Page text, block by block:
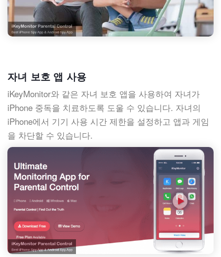
자녀 보호 앱 사용
iKeyMonitor와 같은 자녀 보호 앱을 사용하여 자녀가
iPhone 중독을 치료하도록 도울 수 있습니다. 자녀의
iPhone에서 기기 사용 시간 제한을 설정하고 앱과 게임
을 차단할 수 있습니다.